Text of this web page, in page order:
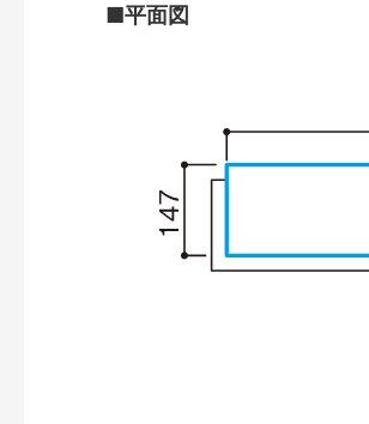
■平面図